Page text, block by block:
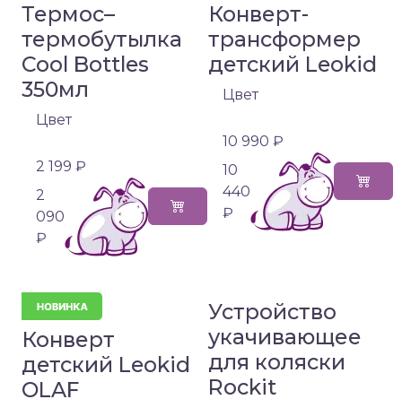
Термос–
термобутылка
Cool Bottles
350мл
Цвет
2 199 ₽
2
090
₽
Конверт-
трансформер
детский Leokid
Цвет
10 990 ₽
10
440
₽
Конверт
детский Leokid
OLAF
Устройство
укачивающее
для коляски
Rockit